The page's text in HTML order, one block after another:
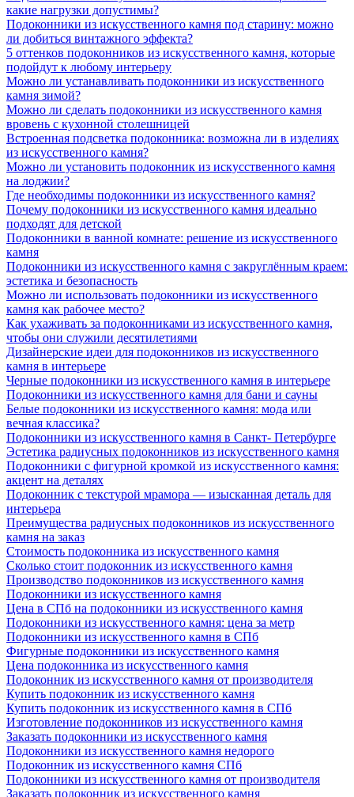
какие нагрузки допустимы?
Подоконники из искусственного камня под старину: можно
ли добиться винтажного эффекта?
5 оттенков подоконников из искусственного камня, которые
подойдут к любому интерьеру
Можно ли устанавливать подоконники из искусственного
камня зимой?
Можно ли сделать подоконники из искусственного камня
вровень с кухонной столешницей
Встроенная подсветка подоконника: возможна ли в изделиях
из искусственного камня?
Можно ли установить подоконник из искусственного камня
на лоджии?
Где необходимы подоконники из искусственного камня?
Почему подоконники из искусственного камня идеально
подходят для детской
Подоконники в ванной комнате: решение из искусственного
камня
Подоконники из искусственного камня с закруглённым краем:
эстетика и безопасность
Можно ли использовать подоконники из искусственного
камня как рабочее место?
Как ухаживать за подоконниками из искусственного камня,
чтобы они служили десятилетиями
Дизайнерские идеи для подоконников из искусственного
камня в интерьере
Черные подоконники из искусственного камня в интерьере
Подоконники из искусственного камня для бани и сауны
Белые подоконники из искусственного камня: мода или
вечная классика?
Подоконники из искусственного камня в Санкт- Петербурге
Эстетика радиусных подоконников из искусственного камня
Подоконники с фигурной кромкой из искусственного камня:
акцент на деталях
Подоконник с текстурой мрамора — изысканная деталь для
интерьера
Преимущества радиусных подоконников из искусственного
камня на заказ
Стоимость подоконника из искусственного камня
Сколько стоит подоконник из искусственного камня
Производство подоконников из искусственного камня
Подоконники из искусственного камня
Цена в СПб на подоконники из искусственного камня
Подоконники из искусственного камня: цена за метр
Подоконники из искусственного камня в СПб
Фигурные подоконники из искусственного камня
Цена подоконника из искусственного камня
Подоконник из искусственного камня от производителя
Купить подоконник из искусственного камня
Купить подоконник из искусственного камня в СПб
Изготовление подоконников из искусственного камня
Заказать подоконники из искусственного камня
Подоконники из искусственного камня недорого
Подоконник из искусственного камня СПб
Подоконники из искусственного камня от производителя
Заказать подоконник из искусственного камня